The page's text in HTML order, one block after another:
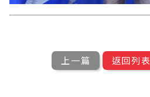
上一篇 返回列表